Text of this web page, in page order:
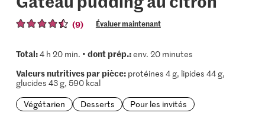
(9) Évaluer maintenant
Total:4 h 20 min. • dont prép.:env. 20 minutes
Valeurs nutritives par pièce:protéines 4 g, lipides 44 g,
glucides 43 g, 590 kcal
Végétarien
Desserts Pour les invités